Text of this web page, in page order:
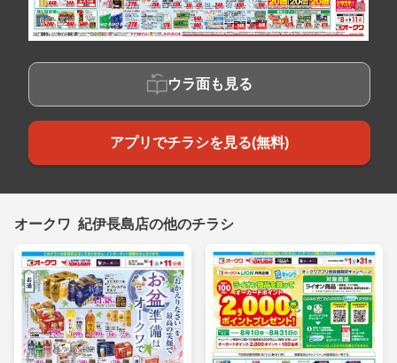
ウラ面も見る
アプリでチラシを見る(無料)
オークワ 紀伊長島店の他のチラシ